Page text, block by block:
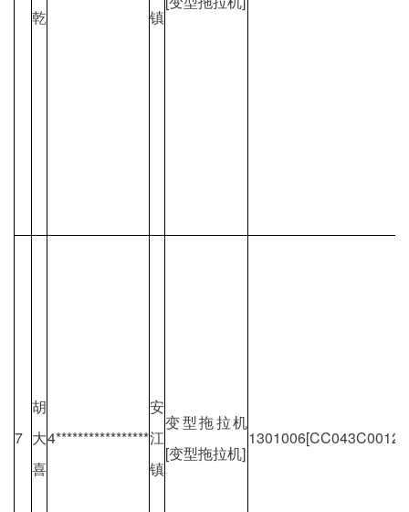
乾 镇
7
胡
大
喜
4*****************
安
江
镇
变型拖拉机
[变型拖拉机]